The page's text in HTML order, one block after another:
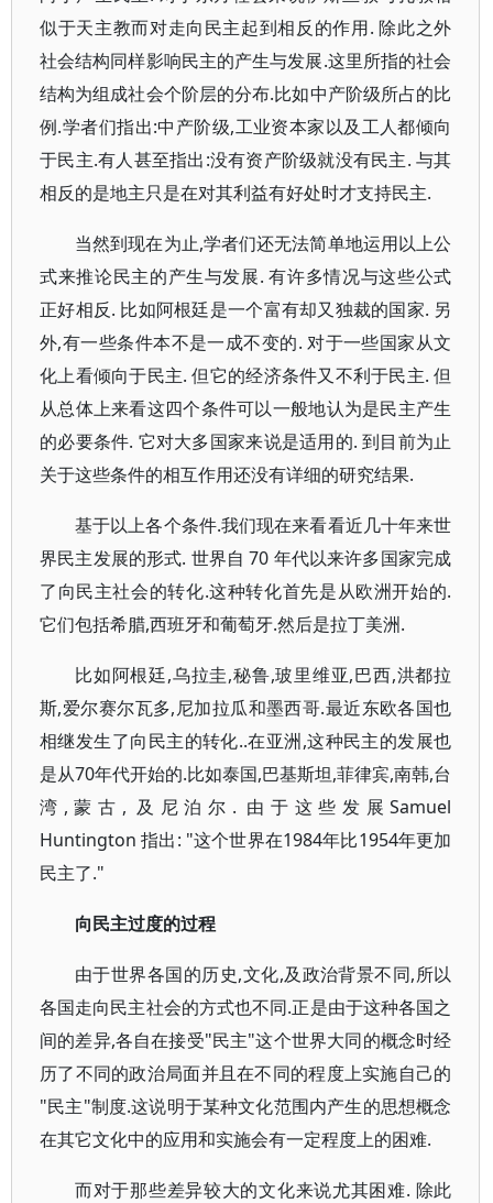
似于天主教而对走向民主起到相反的作用. 除此之外
社会结构同样影响民主的产生与发展.这里所指的社会
结构为组成社会个阶层的分布.比如中产阶级所占的比
例.学者们指出:中产阶级,工业资本家以及工人都倾向
于民主.有人甚至指出:没有资产阶级就没有民主. 与其
相反的是地主只是在对其利益有好处时才支持民主.
当然到现在为止,学者们还无法简单地运用以上公
式来推论民主的产生与发展. 有许多情况与这些公式
正好相反. 比如阿根廷是一个富有却又独裁的国家. 另
外,有一些条件本不是一成不变的. 对于一些国家从文
化上看倾向于民主. 但它的经济条件又不利于民主. 但
从总体上来看这四个条件可以一般地认为是民主产生
的必要条件. 它对大多国家来说是适用的. 到目前为止
关于这些条件的相互作用还没有详细的研究结果.
基于以上各个条件.我们现在来看看近几十年来世
界民主发展的形式. 世界自 70 年代以来许多国家完成
了向民主社会的转化.这种转化首先是从欧洲开始的.
它们包括希腊,西班牙和葡萄牙.然后是拉丁美洲.
比如阿根廷,乌拉圭,秘鲁,玻里维亚,巴西,洪都拉
斯,爱尔赛尔瓦多,尼加拉瓜和墨西哥.最近东欧各国也
相继发生了向民主的转化..在亚洲,这种民主的发展也
是从70年代开始的.比如泰国,巴基斯坦,菲律宾,南韩,台
湾,蒙古, 及尼泊尔. 由于这些发展Samuel
Huntington 指出: "这个世界在1984年比1954年更加
民主了."
向民主过度的过程
由于世界各国的历史,文化,及政治背景不同,所以
各国走向民主社会的方式也不同.正是由于这种各国之
间的差异,各自在接受"民主"这个世界大同的概念时经
历了不同的政治局面并且在不同的程度上实施自己的
"民主"制度.这说明于某种文化范围内产生的思想概念
在其它文化中的应用和实施会有一定程度上的困难.
而对于那些差异较大的文化来说尤其困难. 除此